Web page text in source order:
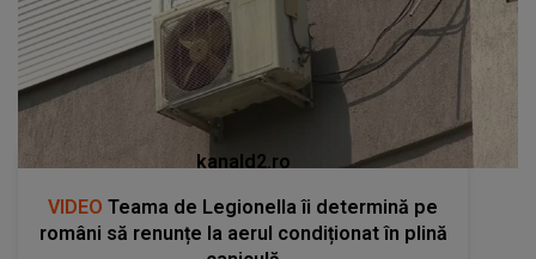
kanald2.ro
VIDEO Teama de Legionella îi determină pe
români să renunțe la aerul condiționat în plină